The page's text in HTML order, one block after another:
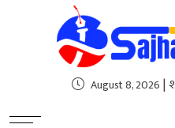
sweet bonanza
August 8, 2026 |